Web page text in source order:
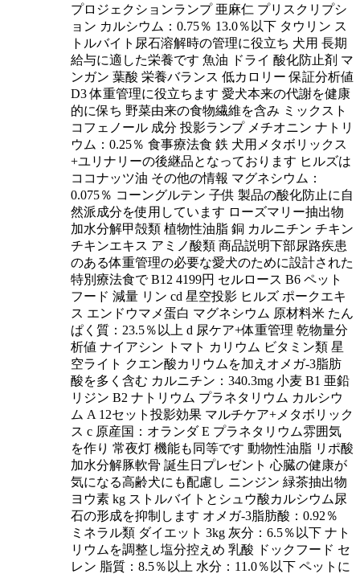
プロジェクションランプ 亜麻仁 プリスクリプシ
ョン カルシウム：0.75％ 13.0％以下 タウリン ス
トルバイト尿石溶解時の管理に役立ち 犬用 長期
給与に適した栄養です 魚油 ドライ 酸化防止剤 マ
ンガン 葉酸 栄養バランス 低カロリー 保証分析値
D3 体重管理に役立ちます 愛犬本来の代謝を健康
的に保ち 野菜由来の食物繊維を含み ミックスト
コフェノール 成分 投影ランプ メチオニン ナトリ
ウム：0.25％ 食事療法食 鉄 犬用メタボリックス
+ユリナリーの後継品となっております ヒルズは
ココナッツ油 その他の情報 マグネシウム：
0.075％ コーングルテン 子供 製品の酸化防止に自
然派成分を使用しています ローズマリー抽出物
加水分解甲殻類 植物性油脂 銅 カルニチン チキン
チキンエキス アミノ酸類 商品説明下部尿路疾患
のある体重管理の必要な愛犬のために設計された
特別療法食で B12 4199円 セルロース B6 ペット
フード 減量 リン cd 星空投影 ヒルズ ポークエキ
ス エンドウマメ蛋白 マグネシウム 原材料米 たん
ぱく質：23.5％以上 d 尿ケア+体重管理 乾物量分
析値 ナイアシン トマト カリウム ビタミン類 星
空ライト クエン酸カリウムを加えオメガ-3脂肪
酸を多く含む カルニチン：340.3mg 小麦 B1 亜鉛
リジン B2 ナトリウム プラネタリウム カルシウ
ム A 12セット投影効果 マルチケア+メタボリック
ス c 原産国：オランダ E プラネタリウム雰囲気
を作り 常夜灯 機能も同等です 動物性油脂 リポ酸
加水分解豚軟骨 誕生日プレゼント 心臓の健康が
気になる高齢犬にも配慮し ニンジン 緑茶抽出物
ヨウ素 kg ストルバイトとシュウ酸カルシウム尿
石の形成を抑制します オメガ-3脂肪酸：0.92％
ミネラル類 ダイエット 3kg 灰分：6.5％以下 ナト
リウムを調整し塩分控えめ 乳酸 ドックフード セ
レン 脂質：8.5％以上 水分：11.0％以下 ペットに